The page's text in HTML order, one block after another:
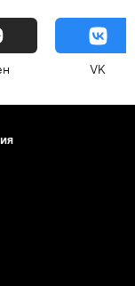
VK